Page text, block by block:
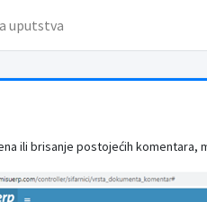
uputstva
ili brisanje postojećih komentara,